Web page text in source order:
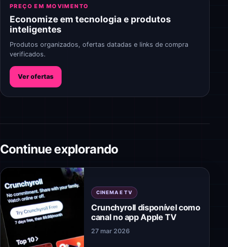
PREÇO EM MOVIMENTO
Economize em tecnologia e produtos
inteligentes
Produtos organizados, ofertas datadas e links de compra
verificados.
Ver ofertas
Continue explorando
CINEMA E TV
Crunchyroll disponível como
canal no app Apple TV
27 mar 2026